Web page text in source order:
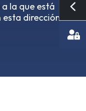
la que está
dirección.